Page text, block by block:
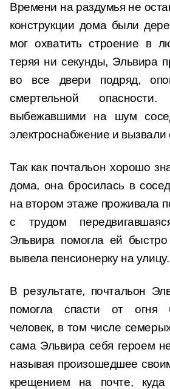
Времени на раздумья не
конструкции дома были
мог охватить строение в
теряя ни секунды, Эльвира
во все двери подряд,
смертельной
выбежавшими на шум
электроснабжение и вызвали
Так как почтальон хорошо
дома, она бросилась в
на втором этаже проживала
с трудом
Эльвира помогла ей
вывела пенсионерку на улицу.
В результате, почтальон
помогла спасти от огня
человек, в том числе
сама Эльвира себя героем
называя произошедшее
крещением на почте, куда